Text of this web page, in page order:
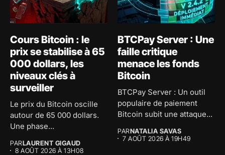
Cours Bitcoin : le
prix se stabilise à 65
000 dollars, les
niveaux clés à
surveiller
Le prix du Bitcoin oscille
autour de 65 000 dollars.
Une phase...
PARLAURENT GIGAUD
8 AOÛT 2026 À 13H08
BTCPay Server : Une
faille critique
menace les fonds
Bitcoin
BTCPay Server : Un outil
populaire de paiement
Bitcoin subit une attaque...
PARNATALIA SAVAS
7 AOÛT 2026 À 19H49